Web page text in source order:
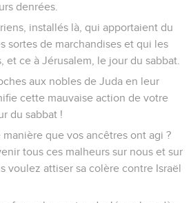
denrées.
installés là, qui apportaient du
sortes de marchandises et qui les
et ce à Jérusalem, le jour du sabbat.
aux nobles de Juda en leur
cette mauvaise action de votre
du sabbat !
que vos ancêtres ont agi ?
tous ces malheurs sur nous et sur
voulez attiser sa colère contre Israël